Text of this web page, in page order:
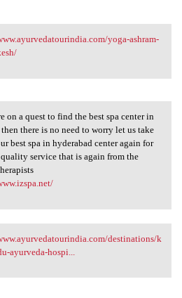
yoga-ashram-
on a quest to find
on a quest to find the best spa center in
then there is no need to worry let us take
best spa in hyderabad center again for
service that is again from the
destinations/k
ayurveda-hospi...